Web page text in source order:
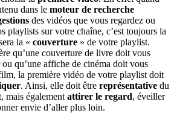
dans le moteur de recherche
des vidéos que vous regardez ou
playlists sur votre chaîne, c’est toujours la
la « couverture » de votre playlist.
qu’une couverture de livre doit vous
qu’une affiche de cinéma doit vous
la première vidéo de votre playlist doit
. Ainsi, elle doit être représentative du
mais également attirer le regard, éveiller
envie d’aller plus loin.